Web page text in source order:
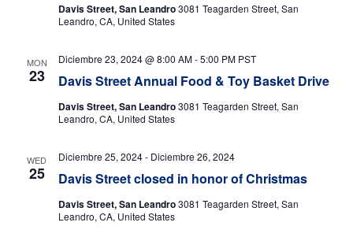
Davis Street, San Leandro3081 Teagarden Street, San
Leandro, CA, United States
MON
23 Davis Street Annual Food & Toy Basket Drive
Diciembre 23, 2024 @ 8:00 AM-5:00 PM PST
Davis Street, San Leandro3081 Teagarden Street, San
Leandro, CA, United States
WED
25 Davis Street closed in honor of Christmas
Diciembre 25, 2024- Diciembre 26, 2024
Davis Street, San Leandro3081 Teagarden Street, San
Leandro, CA, United States